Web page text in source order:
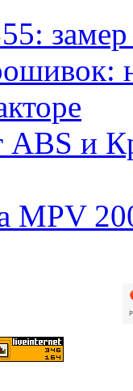
ABS и
MPV